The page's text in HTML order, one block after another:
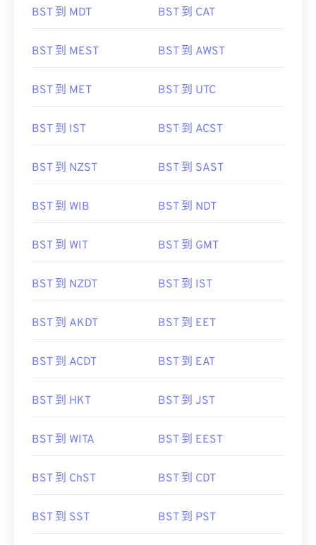
BST 到 MDT BST 到 CAT
BST 到 MEST BST 到 AWST
BST 到 MET BST 到 UTC
BST 到 IST BST 到 ACST
BST 到 NZST BST 到 SAST
BST 到 WIB BST 到 NDT
BST 到 WIT BST 到 GMT
BST 到 NZDT BST 到 IST
BST 到 AKDT BST 到 EET
BST 到 ACDT BST 到 EAT
BST 到 HKT BST 到 JST
BST 到 WITA BST 到 EEST
BST 到 ChST BST 到 CDT
BST 到 SST BST 到 PST